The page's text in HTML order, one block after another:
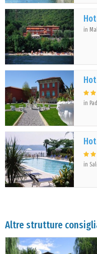
in
in
in
Altre strutture